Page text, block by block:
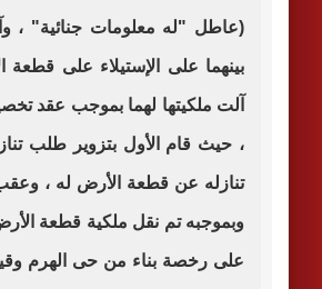
(عاطل "له معلومات جنائية" ،
بينهما على الإستيلاء على
آلت ملكيتها لهما بموجب عقد
، حيث قام الأول بتزوير طلب
تنازله عن قطعة الأرض له ،
وبموجبه تم نقل ملكية قطعة
على رخصة بناء من حى الهرم